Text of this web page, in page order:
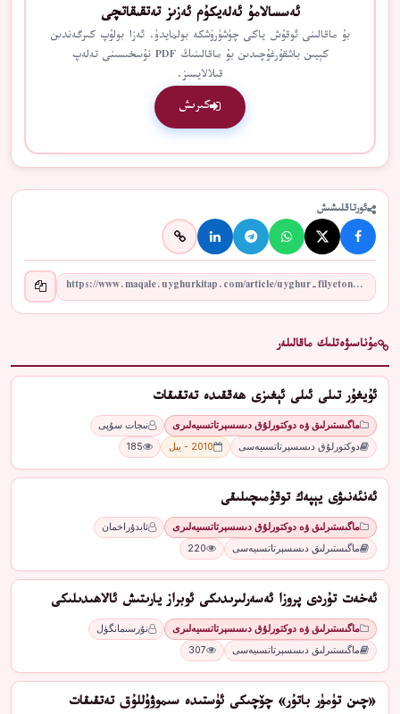
ئەسسالامۇ ئەلەيكۇم ئەزىز تەتقىقاتچى
بۇ ماقالىنى ئوقۇش ياكى چۈشۈرۈشكە بولمايدۇ. ئەزا بولۇپ كىرگەندىن
كېيىن باشقۇرغۇچىدىن بۇ ماقالىنىڭ PDF نۇسخىسىنى تەلەپ
قىلالايسىز.
كىرىش
ئورتاقلىشىش
مۇناسىۋەتلىك ماقالىلەر
ئۇيغۇر تىلى ئىلى ئېغىزى ھەققىدە تەتقىقات
ماگىستىرلىق ۋە دوكتورلۇق دىسسېرتاتسىيەلىرى
نىجات سۇپى
دوكتورلۇق دىسسېرتاتسىيەسى
2010 - يىل 185
ئەنئەنىۋى يېپەك توقۇمىچىلىقى
ماگىستىرلىق ۋە دوكتورلۇق دىسسېرتاتسىيەلىرى
ئابدۇراخمان
ماگىستىرلىق دىسسېرتاتسىيەسى
220
ئەخەت تۇردى پروزا ئەسەرلىرىدىكى ئوبراز يارىتىش ئالاھىدىلىكى
ماگىستىرلىق ۋە دوكتورلۇق دىسسېرتاتسىيەلىرى
نۇرسىمانگۈل
ماگىستىرلىق دىسسېرتاتسىيەسى
307
«چىن تۈمۈر باتۇر» چۆچىكى ئۈستىدە سىموۋۇللۇق تەتقىقات